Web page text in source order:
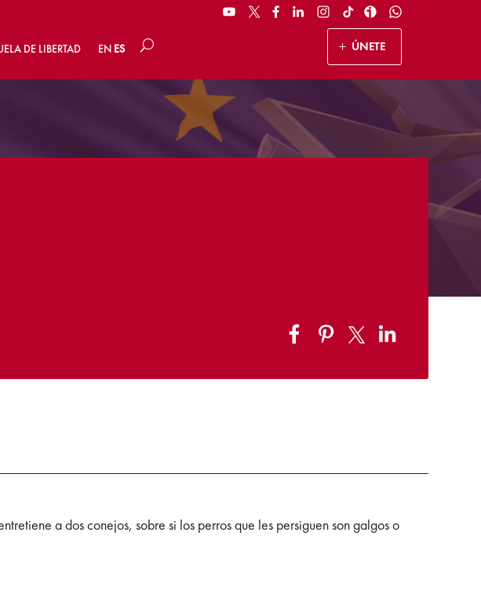
DE LIBERTAD EN ES ÚNETE
a dos conejos, sobre si los perros que les persiguen son galgos o